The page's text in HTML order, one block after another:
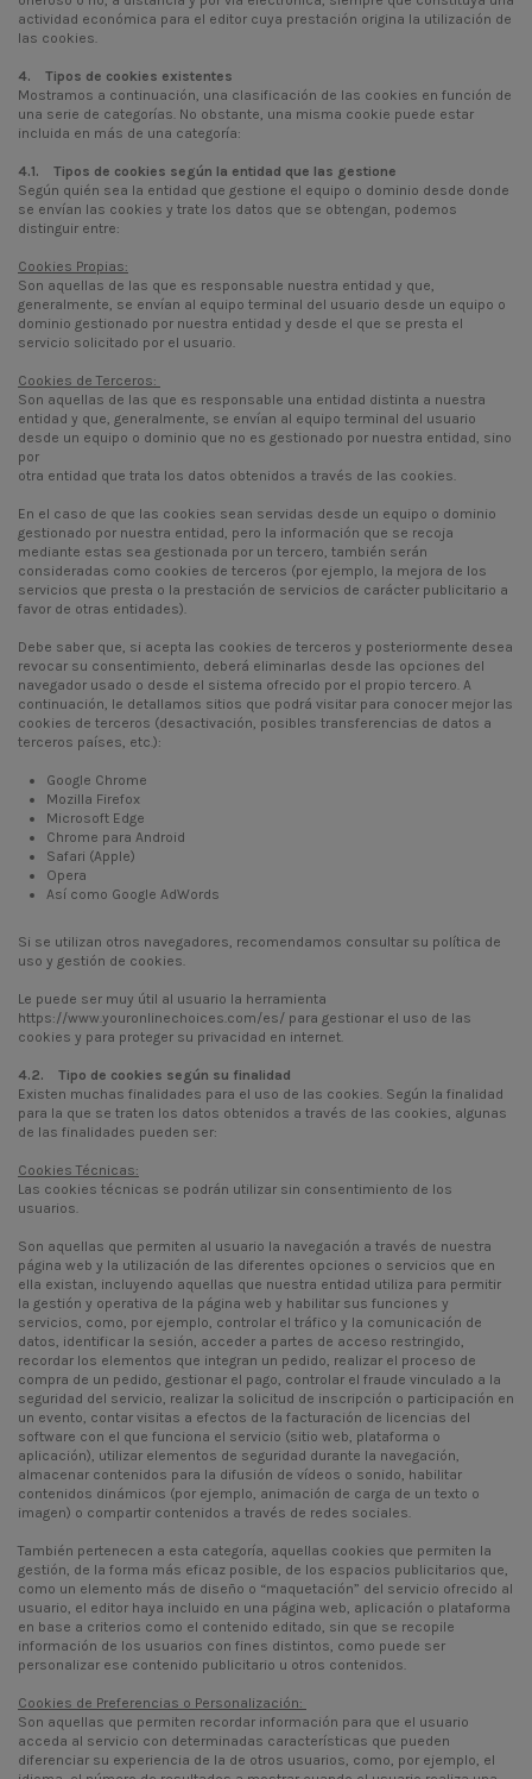
actividad económica para el editor cuya prestación origina la utilización de
las cookies.
4. Tipos de cookies existentes
Mostramos a continuación, una clasificación de las cookies en función de
una serie de categorías. No obstante, una misma cookie puede estar
incluida en más de una categoría:
4.1. Tipos de cookies según la entidad que las gestione
Según quién sea la entidad que gestione el equipo o dominio desde donde
se envían las cookies y trate los datos que se obtengan, podemos
distinguir entre:
Cookies Propias:
Son aquellas de las que es responsable nuestra entidad y que,
generalmente, se envían al equipo terminal del usuario desde un equipo o
dominio gestionado por nuestra entidad y desde el que se presta el
servicio solicitado por el usuario.
Cookies de Terceros:
Son aquellas de las que es responsable una entidad distinta a nuestra
entidad y que, generalmente, se envían al equipo terminal del usuario
desde un equipo o dominio que no es gestionado por nuestra entidad, sino
por
otra entidad que trata los datos obtenidos a través de las cookies.
En el caso de que las cookies sean servidas desde un equipo o dominio
gestionado por nuestra entidad, pero la información que se recoja
mediante estas sea gestionada por un tercero, también serán
consideradas como cookies de terceros (por ejemplo, la mejora de los
servicios que presta o la prestación de servicios de carácter publicitario a
favor de otras entidades).
Debe saber que, si acepta las cookies de terceros y posteriormente desea
revocar su consentimiento, deberá eliminarlas desde las opciones del
navegador usado o desde el sistema ofrecido por el propio tercero. A
continuación, le detallamos sitios que podrá visitar para conocer mejor las
cookies de terceros (desactivación, posibles transferencias de datos a
terceros países, etc.):
Google Chrome
Mozilla Firefox
Microsoft Edge
Chrome para Android
Safari (Apple)
Opera
Así como Google AdWords
Si se utilizan otros navegadores, recomendamos consultar su política de
uso y gestión de cookies.
Le puede ser muy útil al usuario la herramienta
https://www.youronlinechoices.com/es/ para gestionar el uso de las
cookies y para proteger su privacidad en internet.
4.2. Tipo de cookies según su finalidad
Existen muchas finalidades para el uso de las cookies. Según la finalidad
para la que se traten los datos obtenidos a través de las cookies, algunas
de las finalidades pueden ser:
Cookies Técnicas:
Las cookies técnicas se podrán utilizar sin consentimiento de los
usuarios.
Son aquellas que permiten al usuario la navegación a través de nuestra
página web y la utilización de las diferentes opciones o servicios que en
ella existan, incluyendo aquellas que nuestra entidad utiliza para permitir
la gestión y operativa de la página web y habilitar sus funciones y
servicios, como, por ejemplo, controlar el tráfico y la comunicación de
datos, identificar la sesión, acceder a partes de acceso restringido,
recordar los elementos que integran un pedido, realizar el proceso de
compra de un pedido, gestionar el pago, controlar el fraude vinculado a la
seguridad del servicio, realizar la solicitud de inscripción o participación en
un evento, contar visitas a efectos de la facturación de licencias del
software con el que funciona el servicio (sitio web, plataforma o
aplicación), utilizar elementos de seguridad durante la navegación,
almacenar contenidos para la difusión de vídeos o sonido, habilitar
contenidos dinámicos (por ejemplo, animación de carga de un texto o
imagen) o compartir contenidos a través de redes sociales.
También pertenecen a esta categoría, aquellas cookies que permiten la
gestión, de la forma más eficaz posible, de los espacios publicitarios que,
como un elemento más de diseño o “maquetación” del servicio ofrecido al
usuario, el editor haya incluido en una página web, aplicación o plataforma
en base a criterios como el contenido editado, sin que se recopile
información de los usuarios con fines distintos, como puede ser
personalizar ese contenido publicitario u otros contenidos.
Cookies de Preferencias o Personalización:
Son aquellas que permiten recordar información para que el usuario
acceda al servicio con determinadas características que pueden
diferenciar su experiencia de la de otros usuarios, como, por ejemplo, el